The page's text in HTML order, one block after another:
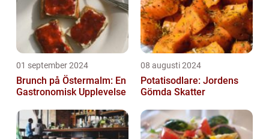
01 september 2024
Brunch på Östermalm: En
Gastronomisk Upplevelse
08 augusti 2024
Potatisodlare: Jordens
Gömda Skatter